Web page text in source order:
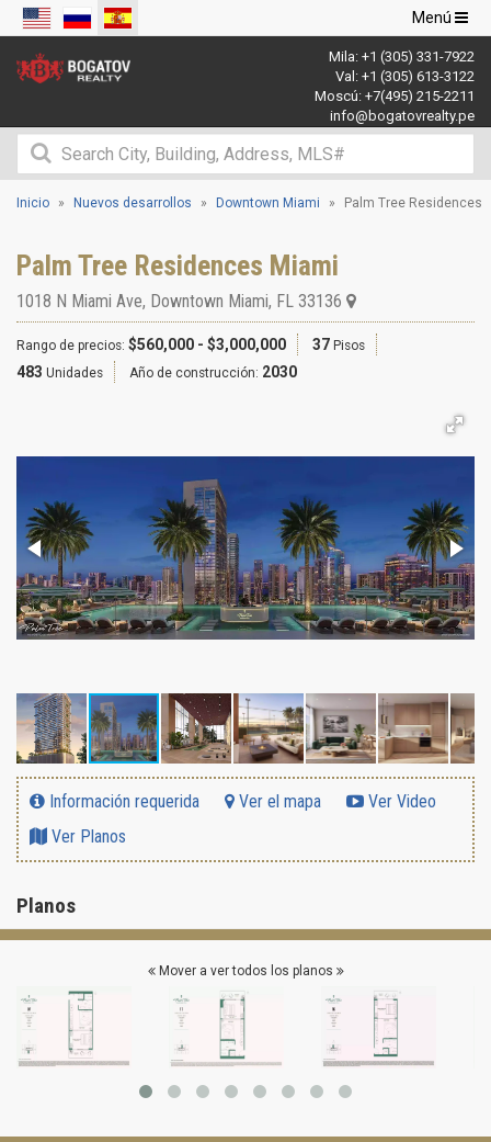
Navegación
de
palanca
Menú
Mila: +1 (305) 331-7922
Val: +1 (305) 613-3122
Moscú: +7(495) 215-2211
info@bogatovrealty.pe
Inicio Nuevos desarrollos Downtown Miami Palm Tree Residences
Palm Tree Residences Miami
1018 N Miami Ave, Downtown Miami, FL 33136
Rango de precios: $560,000 - $3,000,000 37 Pisos
483 Unidades Año de construcción: 2030
Información requerida Ver el mapa
Ver Video
Ver Planos
Planos
Mover a ver todos los planos